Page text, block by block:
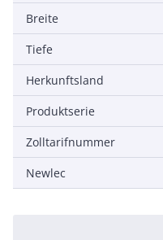
Breite
Tiefe
Herkunftsland
Produktserie
Zolltarifnummer
Newlec